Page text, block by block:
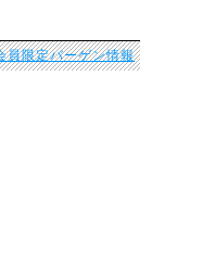
員限定バーゲン情報